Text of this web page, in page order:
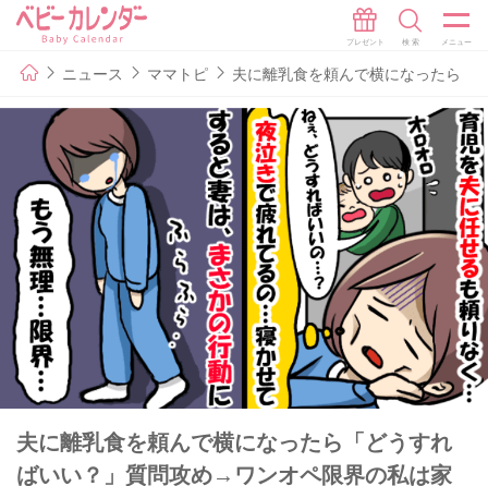
ニュース ママトピ 夫に離乳食を頼んで横になったら
夫に離乳食を頼んで横になったら「どうすれ
ばいい？」質問攻め→ワンオペ限界の私は家